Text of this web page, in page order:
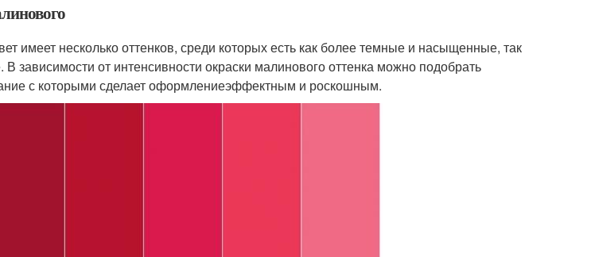
имеет несколько оттенков, среди которых есть как более темные и насыщенные, так
зависимости от интенсивности окраски малинового оттенка можно подобрать
с которыми сделает оформлениеэффектным и роскошным.